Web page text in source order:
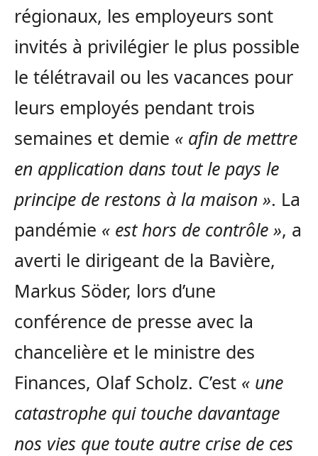
régionaux, les employeurs sont
invités à privilégier le plus possible
le télétravail ou les vacances pour
leurs employés pendant trois
semaines et demie « afin de mettre
en application dans tout le pays le
principe de restons à la maison ». La
pandémie « est hors de contrôle », a
averti le dirigeant de la Bavière,
Markus Söder, lors d’une
conférence de presse avec la
chancelière et le ministre des
Finances, Olaf Scholz. C’est « une
catastrophe qui touche davantage
nos vies que toute autre crise de ces